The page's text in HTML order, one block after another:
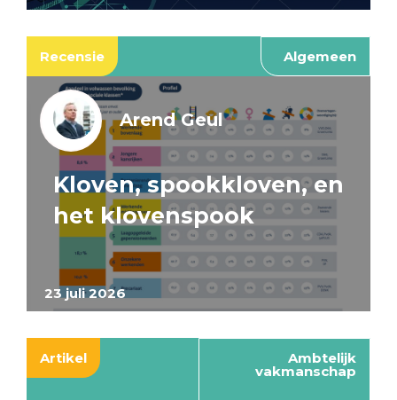
Recensie Algemeen
23 juli 2026
Arend Geul
Kloven, spookkloven, en
het klovenspook
Artikel Ambtelijk
vakmanschap